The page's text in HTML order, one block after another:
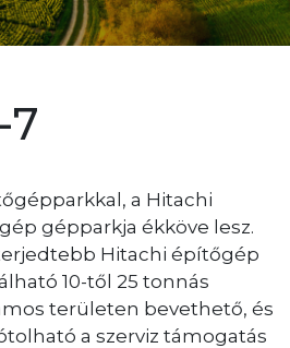
7
a Hitachi
gépparkja ékköve lesz.
Hitachi építőgép
10-től 25 tonnás
területen bevethető, és
a szerviz támogatás